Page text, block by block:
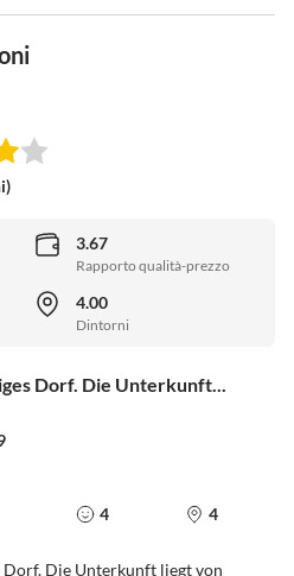
3.67
Rapporto qualità-prezzo
4.00
Dintorni
Dorf. Die Unterkunft...
4 4
Dorf. Die Unterkunft liegt von